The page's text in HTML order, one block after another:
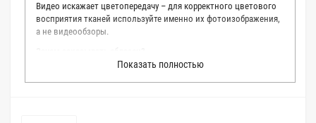
Видео искажает цветопередачу – для корректного цветового
восприятия тканей используйте именно их фотоизображения,
а не видеообзоры.
Мы делаем все возможное, чтобы точно описать цвет каждой
ткани из нашего каталога. Мы осматриваем и фотографируем
Показать полностью